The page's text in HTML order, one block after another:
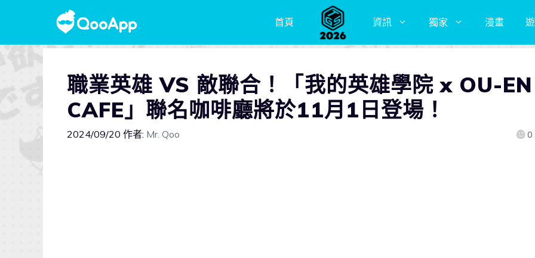
首頁 資訊 獨家 漫畫
職業英雄 VS 敵聯合！「我的英雄學院 x OU-EN
CAFE」聯名咖啡廳將於11月1日登場！
2024/09/20 作者: Mr. Qoo 0